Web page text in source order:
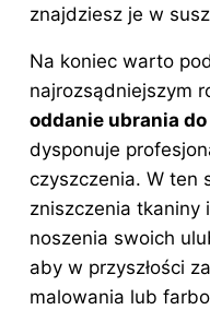
znajdziesz je w
Na koniec warto
najrozsądniejszym
oddanie ubrania
dysponuje
czyszczenia. W ten
zniszczenia tkaniny
noszenia swoich
aby w przyszłości
malowania lub